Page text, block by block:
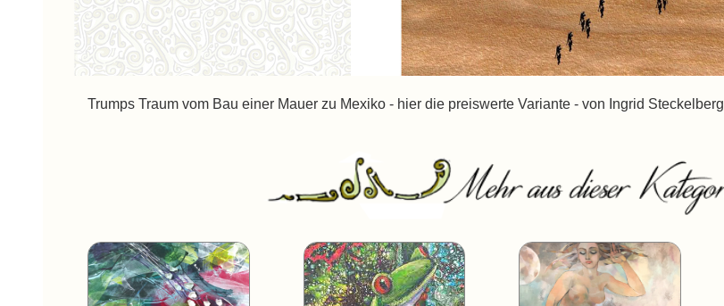
Trumps Traum vom Bau einer Mauer zu Mexiko - hier die preiswerte Variante - von Ingrid Steckelberg